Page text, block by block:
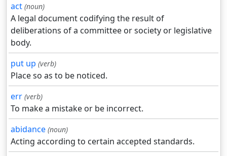
act (noun)
A legal document codifying the result of
deliberations of a committee or society or legislative
body.
put up (verb)
Place so as to be noticed.
err (verb)
To make a mistake or be incorrect.
abidance (noun)
Acting according to certain accepted standards.